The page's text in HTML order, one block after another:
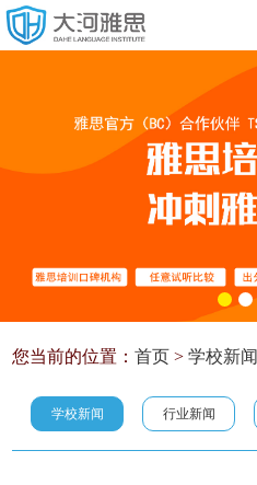
您当前的位置：首页 >学校新闻
学校新闻 行业新闻